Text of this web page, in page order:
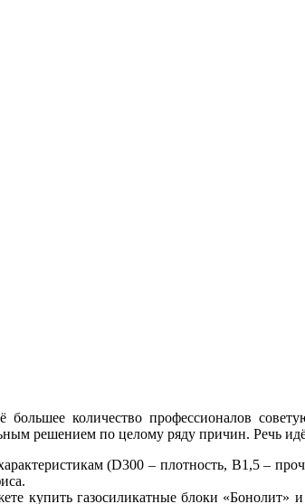
большее количество профессионалов
решением по целому ряду причин. Речь
(D300 – плотность, В1,5 –
купить газосиликатные блоки